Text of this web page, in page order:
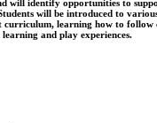
will identify opportunities to
will be introduced to
curriculum, learning how to follow
and play experiences.